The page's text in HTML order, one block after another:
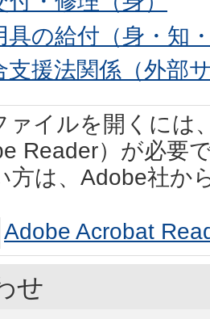
具の給付（身・知
支援法関係（外部
ァイルを開くには
Reader）が必要
方は、Adobe社か
Adobe Acrobat
せ